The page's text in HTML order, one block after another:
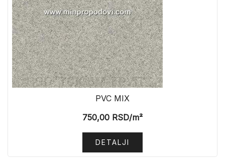
PVC MIX
750,00 RSD/m²
DETALJI